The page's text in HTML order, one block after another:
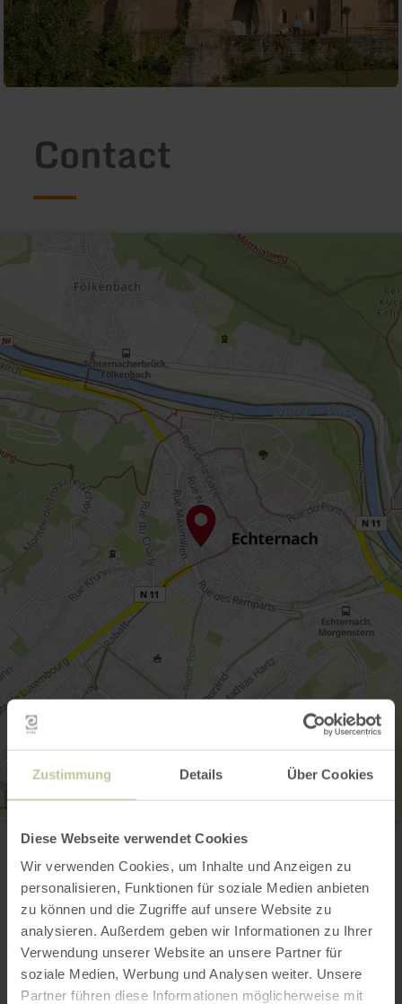
Zustimmung Details Über Cookies
Diese Webseite verwendet Cookies
Wir verwenden Cookies, um Inhalte und Anzeigen zu
personalisieren, Funktionen für soziale Medien anbieten
zu können und die Zugriffe auf unsere Website zu
analysieren. Außerdem geben wir Informationen zu Ihrer
Verwendung unserer Website an unsere Partner für
soziale Medien, Werbung und Analysen weiter. Unsere
Partner führen diese Informationen möglicherweise mit
Contact
Rue de la Montagne
6460 Echternach
(00352) 72 02 30
Aankomst plannen
Op kaart weergeven